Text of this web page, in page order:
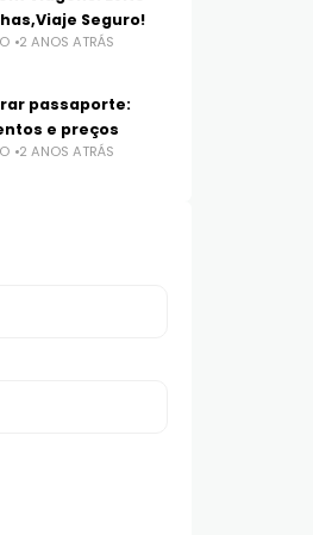
Seguro!
2 ANOS ATRÁS
passaporte:
e preços
2 ANOS ATRÁS